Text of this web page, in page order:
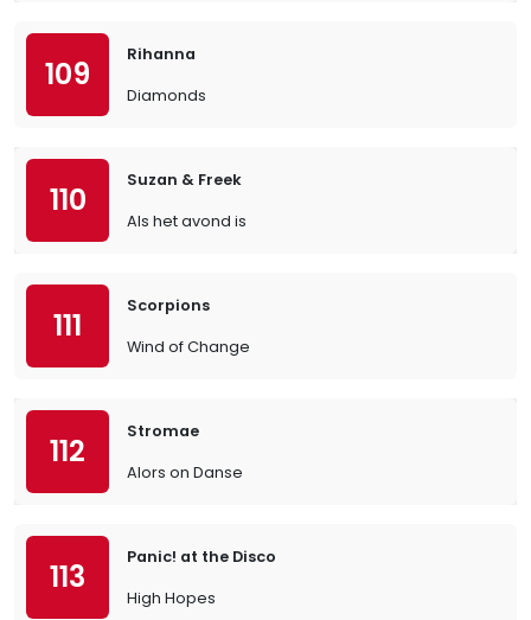
109
Rihanna
Diamonds
110
Suzan & Freek
Als het avond is
111
Scorpions
Wind of Change
112
Stromae
Alors on Danse
113
Panic! at the Disco
High Hopes